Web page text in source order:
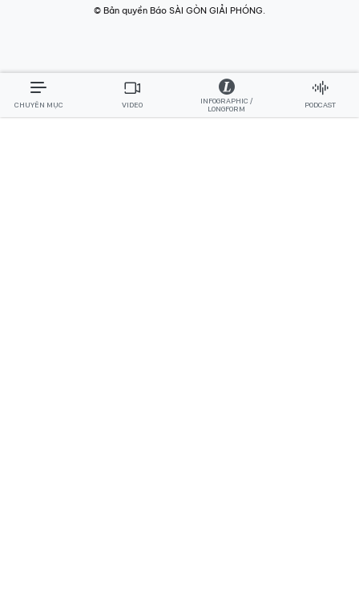
© Bản quyền Báo SÀI GÒN GIẢI PHÓNG.
CHUYÊN MỤC VIDEO
INFOGRAPHIC /
LONGFORM
PODCAST